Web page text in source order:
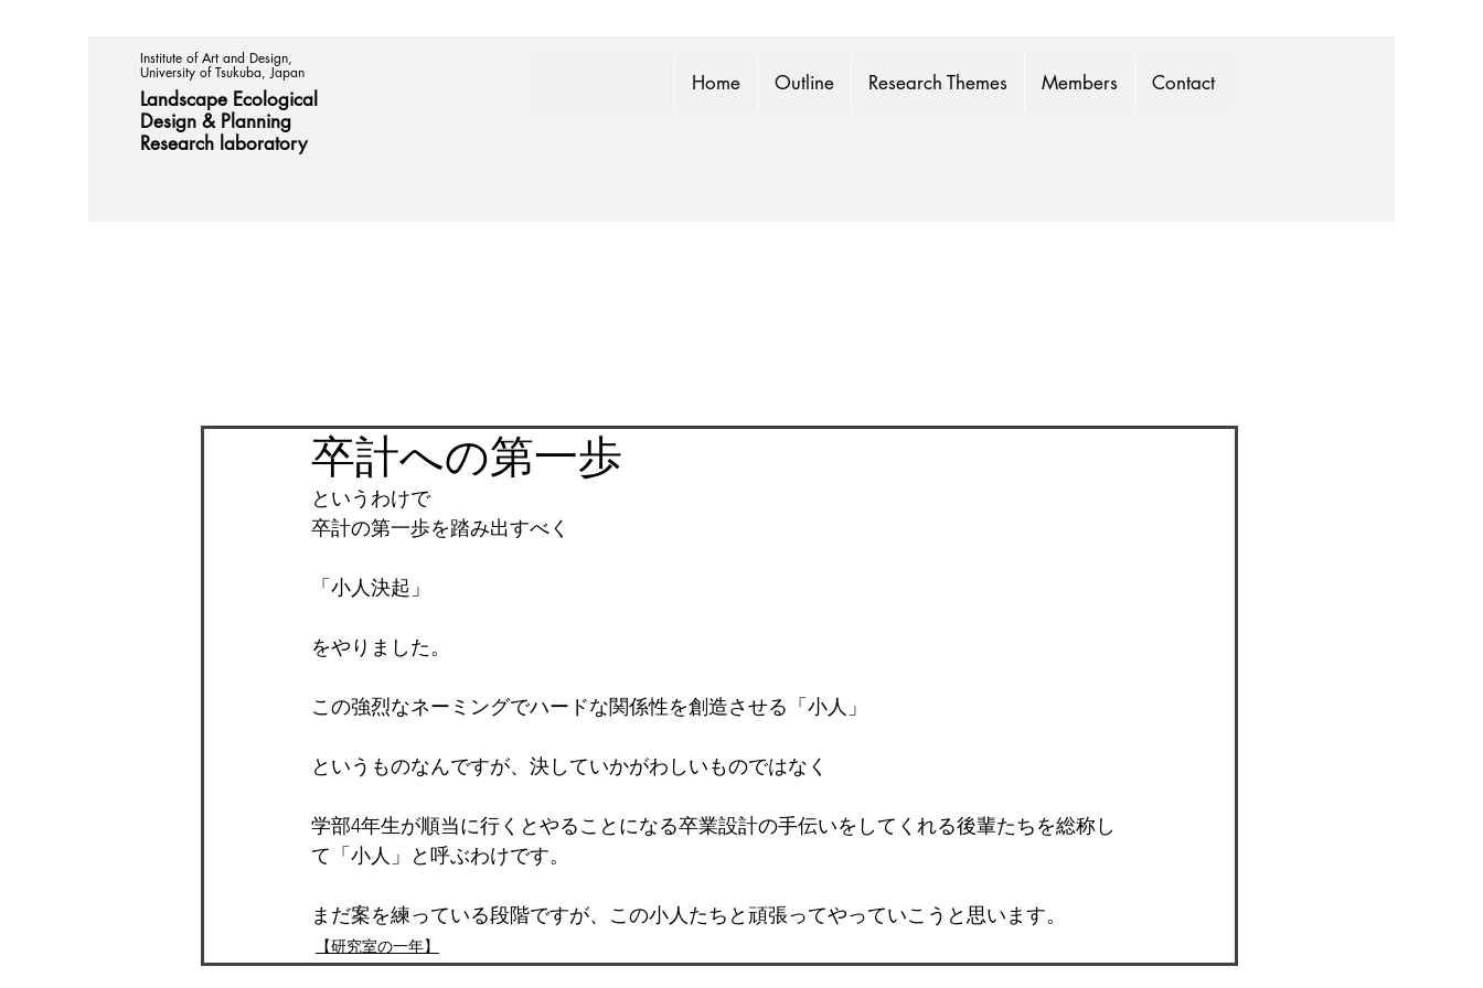
Institute of Art and Design,
University of Tsukuba, Japan
Landscape Ecological
Design & Planning
Research laboratory
Home Outline Research Themes Members Contact
卒計への第一歩
というわけで
卒計の第一歩を踏み出すべく
「小人決起」
をやりました。
この強烈なネーミングでハードな関係性を創造させる「小人」
というものなんですが、決していかがわしいものではなく
学部4年生が順当に行くとやることになる卒業設計の手伝いをしてくれる後輩たちを総称し
て「小人」と呼ぶわけです。
まだ案を練っている段階ですが、この小人たちと頑張ってやっていこうと思います。
【研究室の一年】